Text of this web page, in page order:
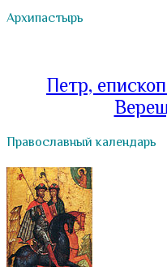
Архипастырь
Петр,
Православный календарь